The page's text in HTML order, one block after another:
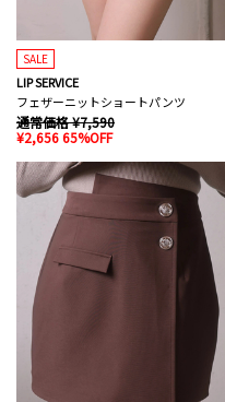
SALE
LIP SERVICE
フェザーニットショートパンツ
通常価格 ¥7,590
¥2,656 65%OFF